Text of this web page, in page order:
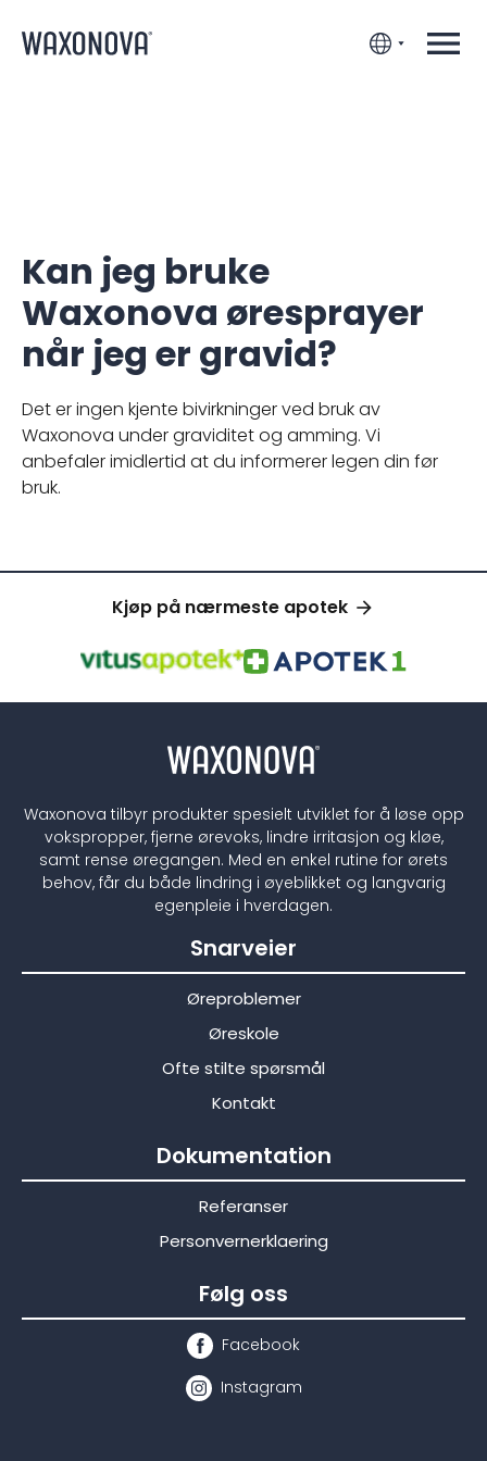
Kan jeg bruke
Waxonova øresprayer
når jeg er gravid?
Det er ingen kjente bivirkninger ved bruk av
Waxonova under graviditet og amming. Vi
anbefaler imidlertid at du informerer legen din før
bruk.
Kjøp på nærmeste apotek
Waxonova tilbyr produkter spesielt utviklet for å løse opp
vokspropper, fjerne ørevoks, lindre irritasjon og kløe,
samt rense øregangen. Med en enkel rutine for ørets
behov, får du både lindring i øyeblikket og langvarig
egenpleie i hverdagen.
Snarveier
Øreproblemer
Øreskole
Ofte stilte spørsmål
Kontakt
Dokumentation
Referanser
Personvernerklaering
Følg oss
Facebook
Instagram